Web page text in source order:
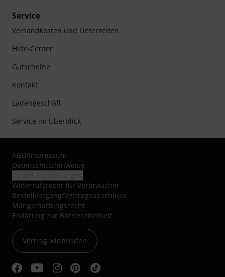
Service
Versandkosten und Lieferzeiten
Hilfe-Center
Gutscheine
Kontakt
Ladengeschäft
Service im Überblick
AGB/Impressum
Datenschutzhinweise
Widerrufsrecht für Verbraucher
Bestellvorgang/Vertragsabschluss
Mängelhaftungsrecht
Erklärung zur Barrierefreiheit
Vertrag widerrufen